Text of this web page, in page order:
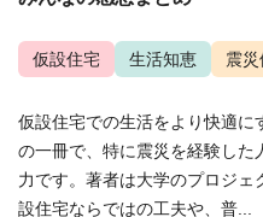
仮設住宅 生活知恵 震
仮設住宅での生活をより快適
の一冊で、特に震災を経験し
力です。著者は大学のプロジ
設住宅ならではの工夫や、普...